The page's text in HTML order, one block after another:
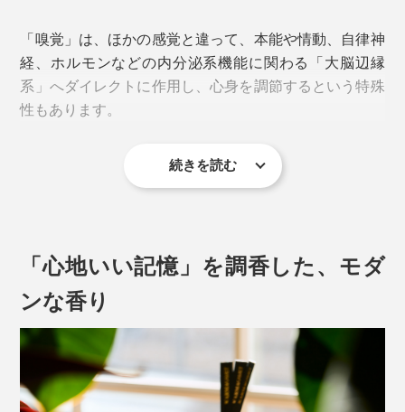
「嗅覚」は、ほかの感覚と違って、本能や情動、自律神
経、ホルモンなどの内分泌系機能に関わる「大脳辺縁
系」へダイレクトに作用し、心身を調節するという特殊
性もあります。
写真は本国タイの店舗内装
続きを読む
「心地いい記憶」を調香した、モダ
ンな香り